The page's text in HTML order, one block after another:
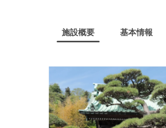
施設概要 基本情報